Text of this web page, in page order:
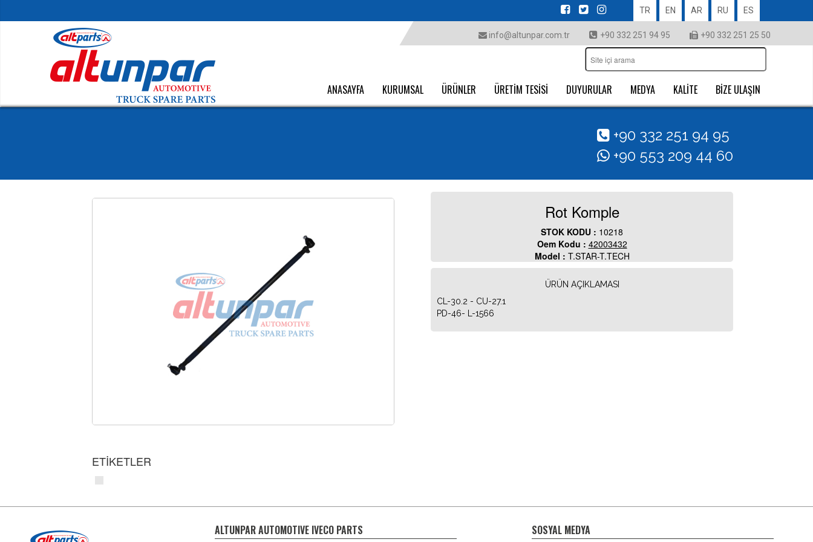
TR EN AR RU ES
info@altunpar.com.tr +90 332 251 94 95 +90 332 251 25 50
ANASAYFA KURUMSAL ÜRÜNLER ÜRETİM TESİSİ DUYURULAR MEDYA KALİTE BİZE ULAŞIN
+90 332 251 94 95
+90 553 209 44 60
Rot Komple
STOK KODU : 10218
Oem Kodu : 42003432
Model : T.STAR-T.TECH
ÜRÜN AÇIKLAMASI
CL-30.2 - CU-27.1
PD-46- L-1566
ETİKETLER
ALTUNPAR AUTOMOTIVE IVECO PARTS SOSYAL MEDYA